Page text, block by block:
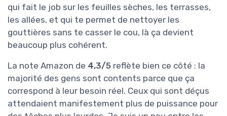
qui fait le job sur les feuilles sèches, les terrasses,
les allées, et qui te permet de nettoyer les
gouttières sans te casser le cou, là ça devient
beaucoup plus cohérent.
La note Amazon de 4,3/5 reflète bien ce côté : la
majorité des gens sont contents parce que ça
correspond à leur besoin réel. Ceux qui sont déçus
attendaient manifestement plus de puissance pour